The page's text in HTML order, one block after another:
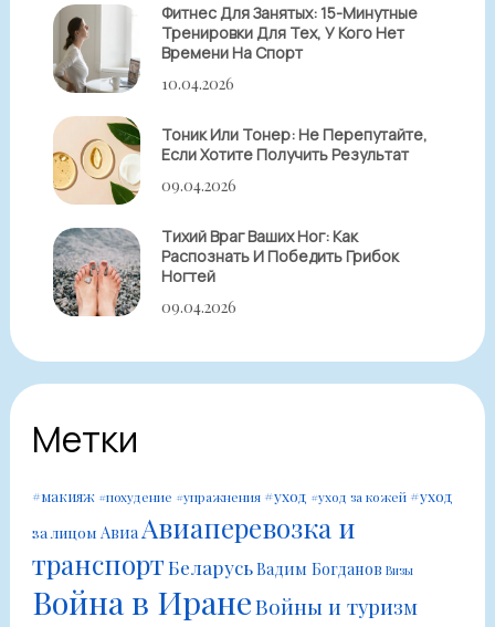
Фитнес Для Занятых: 15-Минутные
Тренировки Для Тех, У Кого Нет
Времени На Спорт
10.04.2026
Тоник Или Тонер: Не Перепутайте,
Если Хотите Получить Результат
09.04.2026
Тихий Враг Ваших Ног: Как
Распознать И Победить Грибок
Ногтей
09.04.2026
Метки
#макияж #похудение #упражнения #уход #уход за кожей #уход
за лицом Авиа Авиаперевозка и
транспортБеларусьВадим Богданов Визы
Война в ИранеВойны и туризм